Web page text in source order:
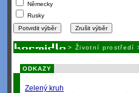
Německy
Rusky
> Životní prostředí
ODKAZY
Zelený kruh